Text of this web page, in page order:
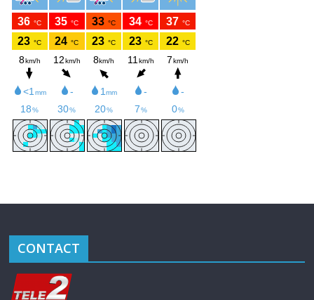
CONTACT